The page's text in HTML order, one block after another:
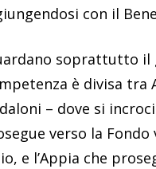
con il
soprattutto il
è divisa tra
– dove si
verso la Fondo
e l’Appia che